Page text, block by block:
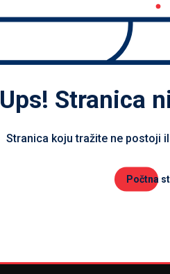
Ups! Stranica
Stranica koju tražite ne postoji
Počtna